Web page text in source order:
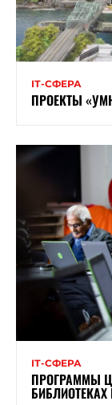
ІТ-СФЕРА
ПРОЕКТЫ
ІТ-СФЕРА
ПРОГРАММЫ